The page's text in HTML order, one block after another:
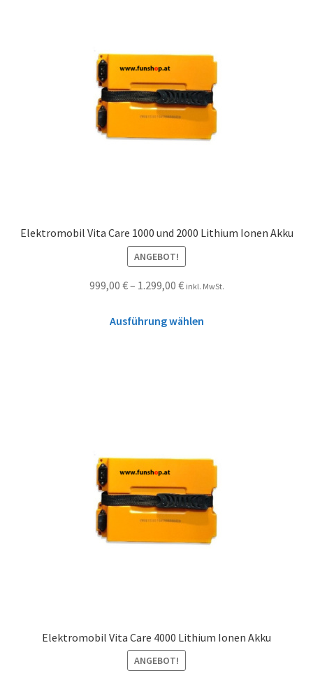
Elektromobil Vita Care 1000 und 2000 Lithium Ionen Akku
ANGEBOT!
999,00 €– 1.299,00 € inkl. MwSt.
Ausführung wählen
Elektromobil Vita Care 4000 Lithium Ionen Akku
ANGEBOT!